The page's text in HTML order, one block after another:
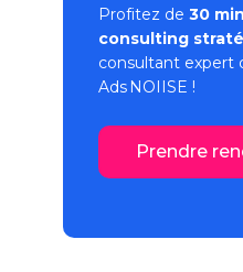
Profitez de 30
consulting
consultant expert
AdsNOIISE !
Prendre